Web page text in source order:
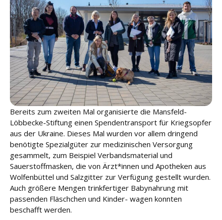
u
n
g
L
e
i
s
t
u
n
g
e
n
K
a
r
ri
Bereits zum zweiten Mal organisierte die Mansfeld-
Löbbecke-Stiftung einen Spendentransport für Kriegsopfer
aus der Ukraine. Dieses Mal wurden vor allem dringend
benötigte Spezialgüter zur medizinischen Versorgung
gesammelt, zum Beispiel Verbandsmaterial und
Sauerstoffmasken, die von Ärzt*innen und Apotheken aus
Wolfenbüttel und Salzgitter zur Verfügung gestellt wurden.
Auch größere Mengen trinkfertiger Babynahrung mit
passenden Fläschchen und Kinder- wagen konnten
beschafft werden.